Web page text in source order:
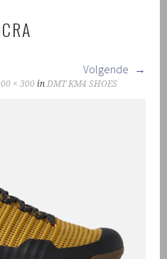
Volgende
× 300 inDMT KM4 SHOES